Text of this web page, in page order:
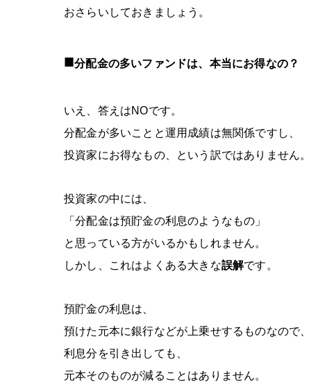
おさらいしておきましょう。
■分配金の多いファンドは、本当にお得なの？
いえ、答えはNOです。
分配金が多いことと運用成績は無関係ですし、
投資家にお得なもの、という訳ではありません。
投資家の中には、
「分配金は預貯金の利息のようなもの」
と思っている方がいるかもしれません。
しかし、これはよくある大きな誤解です。
預貯金の利息は、
預けた元本に銀行などが上乗せするものなので、
利息分を引き出しても、
元本そのものが減ることはありません。